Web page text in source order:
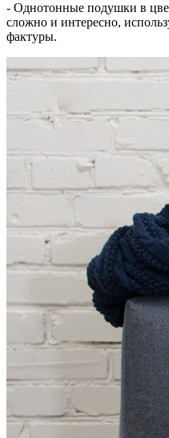
- Однотонные подушки в
сложно и интересно,
фактуры.